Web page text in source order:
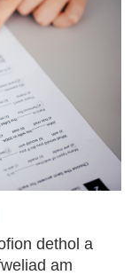
dethol a
am